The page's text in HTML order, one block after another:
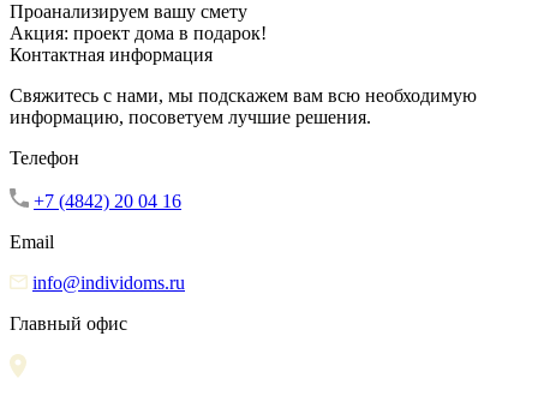
Проанализируем вашу смету
Акция: проект дома в подарок!
Контактная информация
Свяжитесь с нами, мы подскажем вам всю необходимую
информацию, посоветуем лучшие решения.
Телефон
+7 (4842) 20 04 16
Email
info@individoms.ru
Главный офис